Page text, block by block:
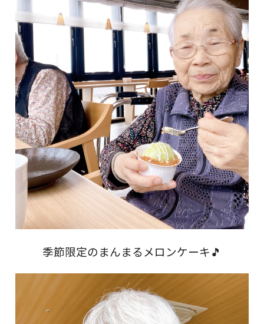
季節限定のまんまるメロンケーキ🎵